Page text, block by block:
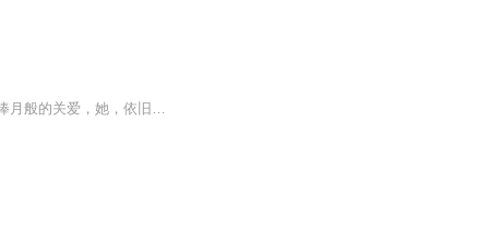
她依旧是红粉帐里的豆蔻女子，踏着英伦的风韵，写着中华的诗歌，在中国文坛上受着众星捧月般的关爱，她，依旧是她——林徽因